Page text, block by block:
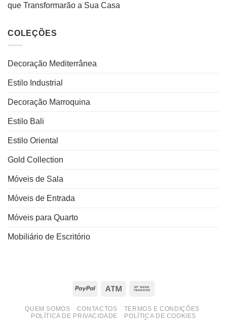
que Transformarão a Sua Casa
COLEÇÕES
Decoração Mediterrânea
Estilo Industrial
Decoração Marroquina
Estilo Bali
Estilo Oriental
Gold Collection
Móveis de Sala
Móveis de Entrada
Móveis para Quarto
Mobiliário de Escritório
PayPal Atm
QUEM SOMOS CONTACTOS
TERMOS E CONDIÇÕES
POLÍTICA DE PRIVACIDADE
POLÍTICA DE COOKIES